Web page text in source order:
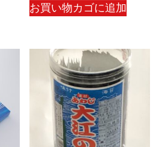
お買い物カゴに追加